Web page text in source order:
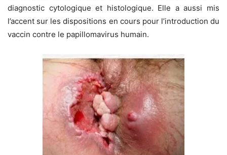
diagnostic cytologique et histologique. Elle a aussi mis
l’accent sur les dispositions en cours pour l’introduction du
vaccin contre le papillomavirus humain.